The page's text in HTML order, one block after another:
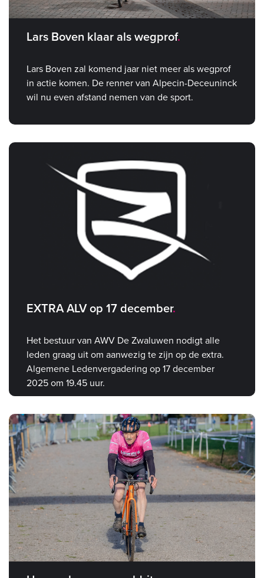
Lars Boven klaar als wegprof
Lars Boven zal komend jaar niet meer als wegprof
in actie komen. De renner van Alpecin-Deceuninck
wil nu even afstand nemen van de sport.
EXTRA ALV op 17 december
Het bestuur van AWV De Zwaluwen nodigt alle
leden graag uit om aanwezig te zijn op de extra.
Algemene Ledenvergadering op 17 december
2025 om 19.45 uur.